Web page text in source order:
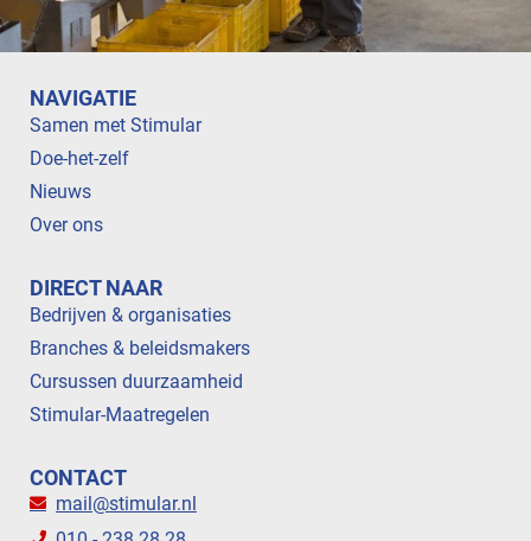
NAVIGATIE
Samen met Stimular
Doe-het-zelf
Nieuws
Over ons
DIRECT NAAR
Bedrijven & organisaties
Branches & beleidsmakers
Cursussen duurzaamheid
Stimular-Maatregelen
CONTACT
mail@stimular.nl